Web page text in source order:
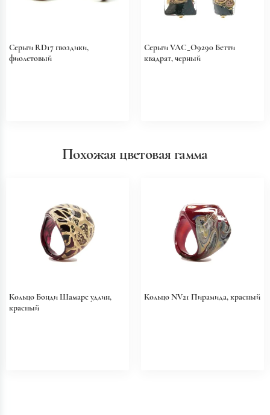
Серьги RD17 гвоздики,
фиолетовый
Серьги VAC_O9290 Бетти
квадрат, черный
Похожая цветовая гамма
Кольцо Бонди Шамаре удлин,
красный
Кольцо NV21 Пирамида, красный